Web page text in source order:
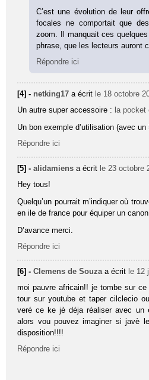
C’est une évolution de leur
focales ne comportait que
zoom. Il manquait ces
phrase, que les lecteurs auront
Répondre ici
[4] - netking17 a écrit le 18 octobre
Un autre super accessoire : la pocket
Un bon exemple d’utilisation (avec
Répondre ici
[5] -alidamiens a écrit le 23 octobre
Hey tous!
Quelqu’un pourrait m’indiquer où
en ile de france pour équiper un
D’avance merci.
Répondre ici
[6] -Clemens de Souza a écrit le 12
moi pauvre africain!! je tombe sur
tour sur youtube et taper cilclecio
veré ce ke jè déja réaliser avec un
alors vou pouvez imaginer si javè
disposition!!!!
Répondre ici